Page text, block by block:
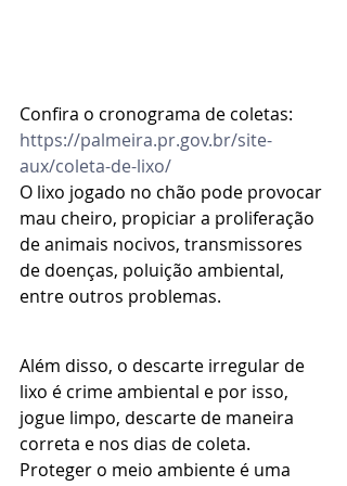
Confira o cronograma de coletas:
https://palmeira.pr.gov.br/site-
aux/coleta-de-lixo/
O lixo jogado no chão pode provocar
mau cheiro, propiciar a proliferação
de animais nocivos, transmissores
de doenças, poluição ambiental,
entre outros problemas.
Além disso, o descarte irregular de
lixo é crime ambiental e por isso,
jogue limpo, descarte de maneira
correta e nos dias de coleta.
Proteger o meio ambiente é uma